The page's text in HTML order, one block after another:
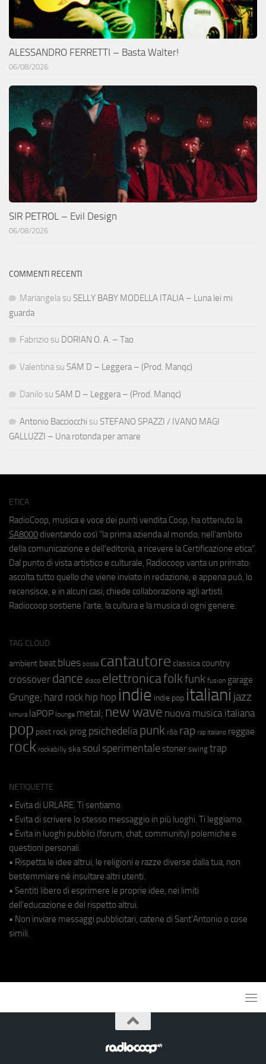
ALESSANDRO FERRETTI – Basta Walter!
06/08/2026
SIR PETROL – Evil Design
06/08/2026
COMMENTI RECENTI
Mariangela su SELLY BABY MODELLA ITALIA – Luna lei mi
guarda
Fabrizio su DORIAN O. A. – Tao
Valentina su SAM D – Leggera – (Prod. Manqc)
Danilo su SAM D – Leggera – (Prod. Manqc)
Antonio Bacciocchi su STEFANO SPAZZI / IVANO MAGI
GALLUZZI – Una rotonda per amare
ETICA
RadioCoop, musica e voce dei punti vendita Coop, ha ottenuto la
SA8000 diventando così "la prima azienda al mondo, nell'ambito
della comunicazione e dell'editoria, a ricevere la Certificazione etica".
Dal punto di vista artistico e culturale, Radiocoop vanta un primato:
ascolta tutto quello che viene inviato in redazione, e appena può, lo
recensisce, e in alcuni casi, chiede collaborazione agli artisti.
Radiocoop sostiene l'arte, la cultura e la musica di ogni genere.
TAG CLOUD
ambient beat blues bossa cantautore classica country
crossover dance disco elettronicafolkfunk fusion garage
Grunge; hard rock hip hop indie indie pop italiani jazz
kimura laPOP lounge metal; new wave nuova musica italiana
pop post rock prog psichedeliapunk r&b rap rap italiano reggae
rock rockabilly ska soul sperimentale stoner swing trap
NETIQUETTE
• Evita di URLARE. Ti sentiamo.
• Evita di scrivere lo stesso messaggio in più luoghi. Ti leggiamo.
• Evita in luoghi pubblici (forum, chat, community) polemiche e
questioni personali.
• Rispetta le idee altrui, le religioni e razze diverse dalla tua, non
bestemmiare né insultare altri utenti.
• Sentiti libero di esprimere le proprie idee, nei limiti
dell'educazione e del rispetto altrui.
• Non inviare messaggi pubblicitari, catene di Sant'Antonio o cose
simili.